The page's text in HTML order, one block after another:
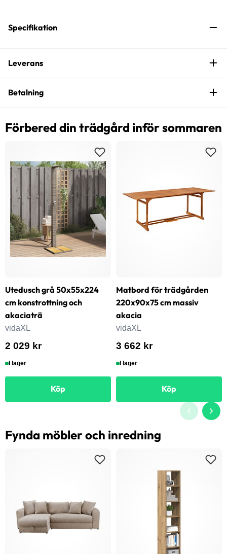
Specifikation
Leverans
Betalning
Förbered din trädgård inför sommaren
Utedusch grå 50x55x224
cm konstrottning och
akaciaträ
vidaXL
2 029 kr
I lager
Köp
Matbord för trädgården
220x90x75 cm massiv
akacia
vidaXL
3 662 kr
I lager
Köp
Fynda möbler och inredning